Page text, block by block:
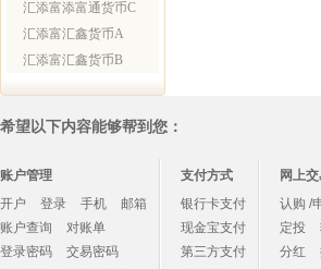
汇添富添富通货币C
汇添富汇鑫货币A
汇添富汇鑫货币B
希望以下内容能够帮到您：
账户管理
开户
登录 手机
邮箱
账户查询
对账单
登录密码
交易密码
支付方式
银行卡支付
现金宝支付
第三方支付
网上
认购 /
定投
分红